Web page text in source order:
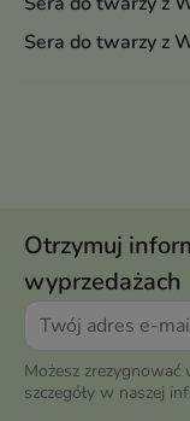
Sera do twarzy z
Otrzymuj
wyprzedażach
Możesz
szczegóły w naszej